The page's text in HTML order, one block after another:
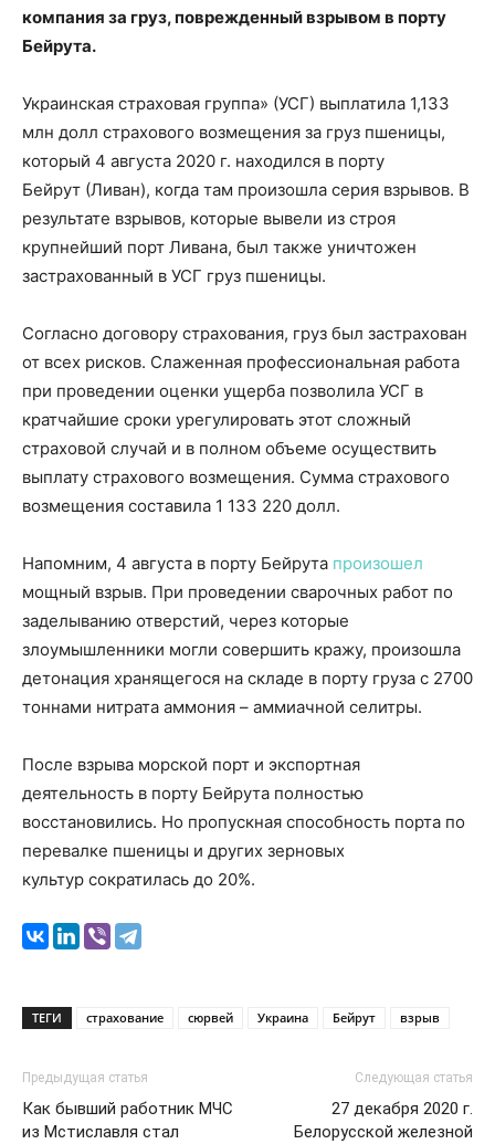
компания за груз, поврежденный взрывом в порту
Бейрута.
Украинская страховая группа» (УСГ) выплатила 1,133
млн долл страхового возмещения за груз пшеницы,
который 4 августа 2020 г. находился в порту
Бейрут (Ливан), когда там произошла серия взрывов. В
результате взрывов, которые вывели из строя
крупнейший порт Ливана, был также уничтожен
застрахованный в УСГ груз пшеницы.
Согласно договору страхования, груз был застрахован
от всех рисков. Слаженная профессиональная работа
при проведении оценки ущерба позволила УСГ в
кратчайшие сроки урегулировать этот сложный
страховой случай и в полном объеме осуществить
выплату страхового возмещения. Сумма страхового
возмещения составила 1 133 220 долл.
Напомним, 4 августа в порту Бейрута произошел
мощный взрыв. При проведении сварочных работ по
заделыванию отверстий, через которые
злоумышленники могли совершить кражу, произошла
детонация хранящегося на складе в порту груза с 2700
тоннами нитрата аммония – аммиачной селитры.
После взрыва морской порт и экспортная
деятельность в порту Бейрута полностью
восстановились. Но пропускная способность порта по
перевалке пшеницы и других зерновых
культур сократилась до 20%.
ТЕГИ страхование сюрвей Украина Бейрут взрыв
Предыдущая статья
Как бывший работник МЧС
из Мстиславля стал
Следующая статья
27 декабря 2020 г.
Белорусской железной